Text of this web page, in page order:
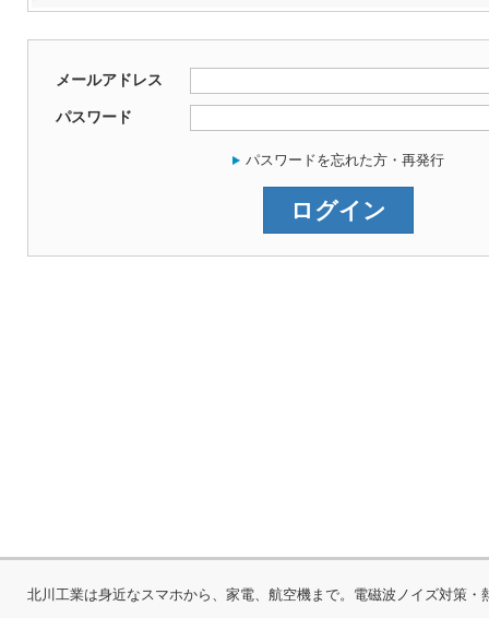
メールアドレス
パスワード
パスワードを忘れた方・再発行
北川工業は身近なスマホから、家電、航空機まで。電磁波ノイズ対策